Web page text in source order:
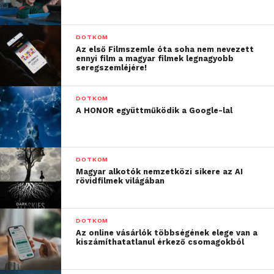
Ha figyelembe vesszük, hogy ezt a tudást már 78
ezer forintért hazavihetjük, akkor láthatjuk, hogy
egy igen jó karácsonyi ajándékkal állunk szemben.
Legyen szó akár a technológia iránt érdeklődő
nagyszülőről, akár a kütyümániás gyerekről, ezzel
biztosan nem teszünk rossz lóra.
Fujitsu Lifebook U554
DOTKOM
Az első Filmszemle óta soha nem nevezett
ennyi film a magyar filmek legnagyobb
seregszemléjére!
DOTKOM
A HONOR együttműködik a Google-lal
DOTKOM
Magyar alkotók nemzetközi sikere az AI
rövidfilmek világában
DOTKOM
Az online vásárlók többségének elege van a
kiszámíthatatlanul érkező csomagokból